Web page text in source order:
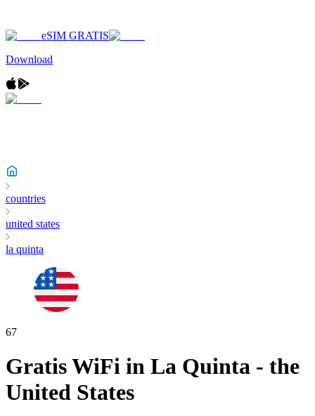
eSIM GRATIS
Download
countries
united states
la quinta
67
Gratis WiFi in La Quinta - the
United States